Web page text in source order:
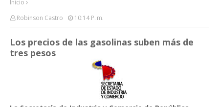
Inicio
Robinson Castro
10:14 P. M.
Los precios de las gasolinas suben más de
tres pesos